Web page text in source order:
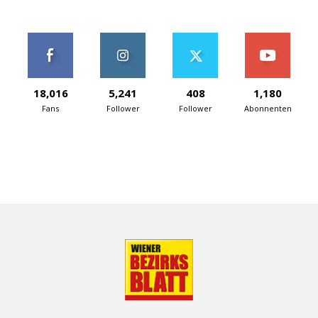
18,016
Fans
5,241
Follower
408
Follower
1,180
Abonnenten